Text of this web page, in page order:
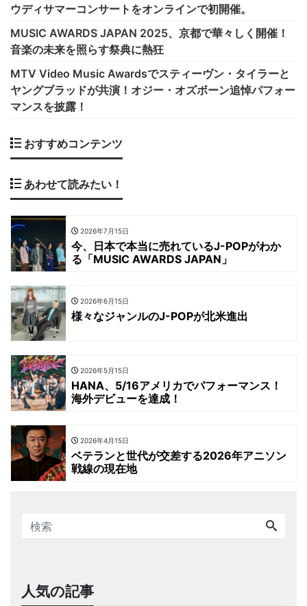
ウディサマーコンサートをオンラインで初開催。
MUSIC AWARDS JAPAN 2025、京都で華々しく開催！
音楽の未来を照らす祭典に熱狂
MTV Video Music Awardsでスティーヴン・タイラーと
ヤングブラッドが共演！オジー・オズボーン追悼パフォー
マンスを披露！
おすすめコンテンツ
あわせて読みたい！
2026年7月15日
今、日本で本当に売れているJ-POPがわか
る「MUSIC AWARDS JAPAN」
2026年6月15日
様々なジャンルのJ-POPが北米進出
2026年5月15日
HANA、5/16アメリカでパフォーマンス！
海外デビューを達成！
2026年4月15日
ベテランと世代が交差する2026年アニソン
戦線の現在地
人気の記事